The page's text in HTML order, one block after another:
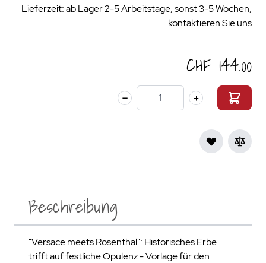
Lieferzeit: ab Lager 2-5 Arbeitstage, sonst 3-5 Wochen,
kontaktieren Sie uns
CHF 144.00
Menge
Beschreibung
"Versace meets Rosenthal": Historisches Erbe
trifft auf festliche Opulenz - Vorlage für den